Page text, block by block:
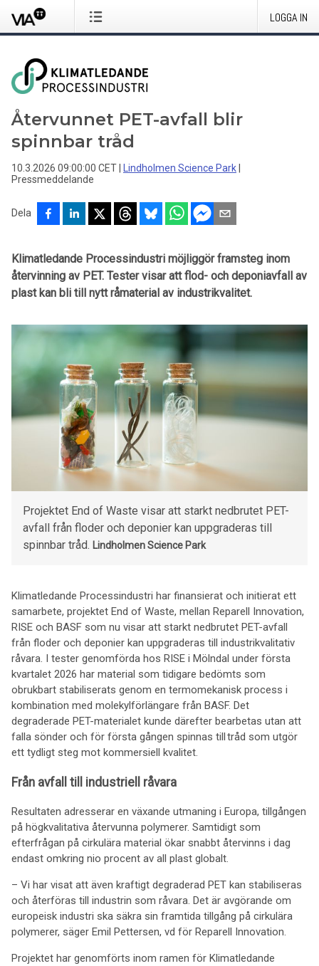
LOGGA IN
Återvunnet PET-avfall blir
spinnbar tråd
10.3.2026 09:00:00 CET Lindholmen Science Park
Pressmeddelande
Dela
Klimatledande Processindustri möjliggör framsteg inom
återvinning av PET. Tester visar att flod- och deponiavfall av
plast kan bli till nytt råmaterial av industrikvalitet.
Projektet End of Waste visar att starkt nedbrutet PET-
avfall från floder och deponier kan uppgraderas till
spinnbar tråd. Lindholmen Science Park
Klimatledande Processindustri har finansierat och initierat ett
samarbete, projektet End of Waste, mellan Reparell Innovation,
RISE och BASF som nu visar att starkt nedbrutet PET-avfall
från floder och deponier kan uppgraderas till industrikvalitativ
råvara. I tester genomförda hos RISE i Mölndal under första
kvartalet 2026 har material som tidigare bedömts som
obrukbart stabiliserats genom en termomekanisk process i
kombination med molekylförlängare från BASF. Det
degraderade PET-materialet kunde därefter bearbetas utan att
falla sönder och för första gången spinnas till tråd som utgör
ett tydligt steg mot kommersiell kvalitet.
Från avfall till industriell råvara
Resultaten adresserar en växande utmaning i Europa, tillgången
på högkvalitativa återvunna polymerer. Samtidigt som
efterfrågan på cirkulära material ökar snabbt återvinns i dag
endast omkring nio procent av all plast globalt.
– Vi har visat att även kraftigt degraderad PET kan stabiliseras
och återföras till industrin som råvara. Det är avgörande om
europeisk industri ska säkra sin framtida tillgång på cirkulära
polymerer, säger Emil Pettersen, vd för Reparell Innovation.
Projektet har genomförts inom ramen för Klimatledande